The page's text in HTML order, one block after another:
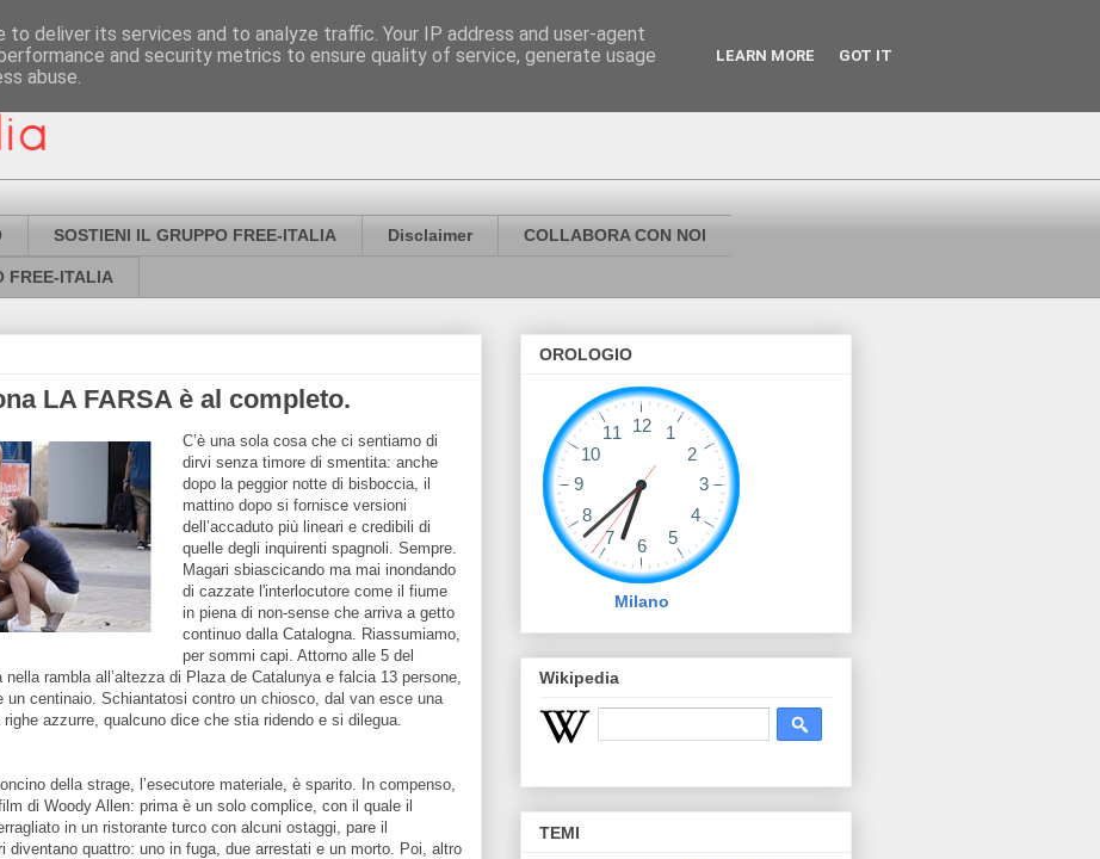
SOSTIENI IL GRUPPO FREE-ITALIA Disclaimer COLLABORA CON NOI
FREE-ITALIA
LA FARSA è al completo.
C’è una sola cosa che ci sentiamo di
dirvi senza timore di smentita: anche
dopo la peggior notte di bisboccia, il
mattino dopo si fornisce versioni
dell’accaduto più lineari e credibili di
quelle degli inquirenti spagnoli. Sempre.
Magari sbiascicando ma mai inondando
di cazzate l'interlocutore come il fiume
in piena di non-sense che arriva a getto
continuo dalla Catalogna. Riassumiamo,
per sommi capi. Attorno alle 5 del
rambla all’altezza di Plaza de Catalunya e falcia 13 persone,
centinaio. Schiantatosi contro un chiosco, dal van esce una
azzurre, qualcuno dice che stia ridendo e si dilegua.
della strage, l’esecutore materiale, è sparito. In compenso,
di Woody Allen: prima è un solo complice, con il quale il
in un ristorante turco con alcuni ostaggi, pare il
diventano quattro: uno in fuga, due arrestati e un morto. Poi, altro
OROLOGIO
Milano
Wikipedia
TEMI
deliver its services and to analyze traffic. Your IP address and user-agent
and security metrics to ensure quality of service, generate usage
abuse.
LEARN MORE GOT IT